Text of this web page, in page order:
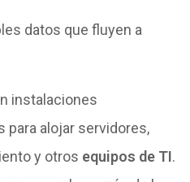
datos que fluyen a
instalaciones
para alojar servidores,
y otros equipos deTI.